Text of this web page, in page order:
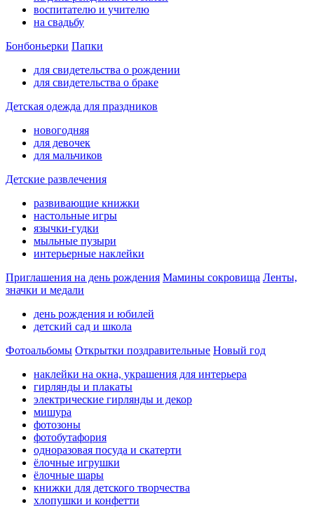
воспитателю и учителю
на свадьбу
Бонбоньерки Папки
для свидетельства о рождении
для свидетельства о браке
Детская одежда для праздников
новогодняя
для девочек
для мальчиков
Детские развлечения
развивающие книжки
настольные игры
язычки-гудки
мыльные пузыри
интерьерные наклейки
Приглашения на день рождения Мамины сокровища Ленты,
значки и медали
день рождения и юбилей
детский сад и школа
Фотоальбомы Открытки поздравительные Новый год
наклейки на окна, украшения для интерьера
гирлянды и плакаты
электрические гирлянды и декор
мишура
фотозоны
фотобутафория
одноразовая посуда и скатерти
ёлочные игрушки
ёлочные шары
книжки для детского творчества
хлопушки и конфетти